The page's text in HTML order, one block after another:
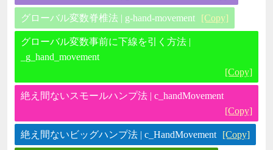
グローバル変数脊椎法 | g-hand-movement [Copy]
グローバル変数事前に下線を引く方法 |
_g_hand_movement
[Copy]
絶え間ないスモールハンプ法 | c_handMovement
[Copy]
絶え間ないビッグハンプ法 | c_HandMovement [Copy]